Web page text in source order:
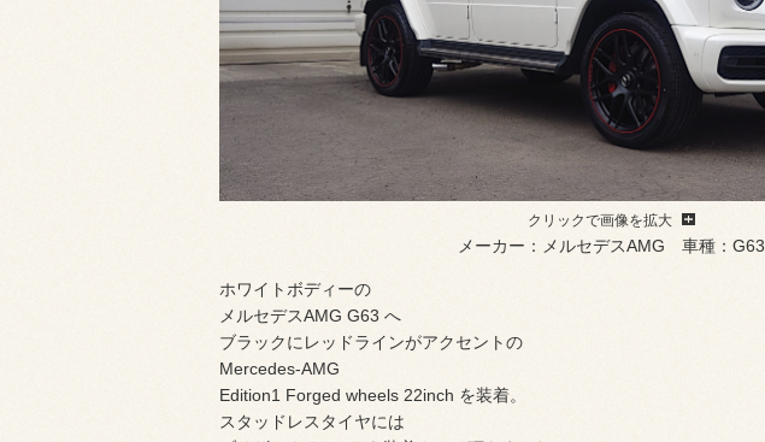
クリックで画像を拡大
メーカー：メルセデスAMG 車種：G63
ホワイトボディーの
メルセデスAMG G63 へ
ブラックにレッドラインがアクセントの
Mercedes-AMG
Edition1 Forged wheels 22inch を装着。
スタッドレスタイヤには